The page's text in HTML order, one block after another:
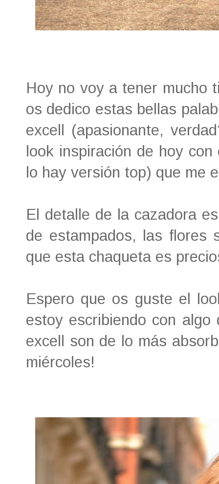
Hoy no voy a tener mucho
os dedico estas bellas
excell (apasionante,
look inspiración de hoy
lo hay versión top) que me
El detalle de la cazadora
de estampados, las flores
que esta chaqueta es
Espero que os guste el
estoy escribiendo con
excell son de lo más
miércoles!